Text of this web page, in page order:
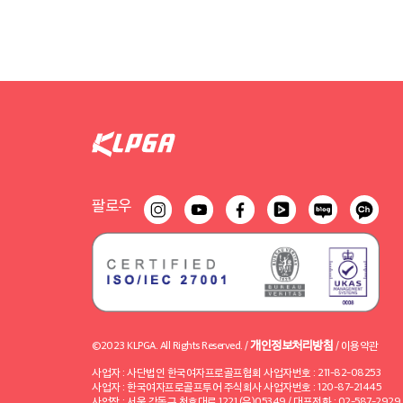
팔로우
©2023 KLPGA. All Rights Reserved. /개인정보처리방침 / 이용약관
사업자 : 사단법인 한국여자프로골프협회 사업자번호 : 211-82-08253
사업자 : 한국여자프로골프투어 주식회사 사업자번호 : 120-87-21445